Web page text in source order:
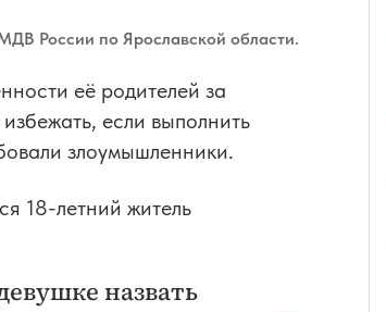
России по Ярославской области.
её родителей за
если выполнить
злоумышленники.
18-летний житель
назвать